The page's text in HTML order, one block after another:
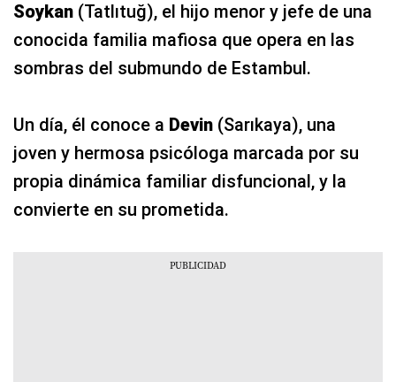
Soykan (Tatlıtuğ), el hijo menor y jefe de una
conocida familia mafiosa que opera en las
sombras del submundo de Estambul.
Un día, él conoce a Devin (Sarıkaya), una
joven y hermosa psicóloga marcada por su
propia dinámica familiar disfuncional, y la
convierte en su prometida.